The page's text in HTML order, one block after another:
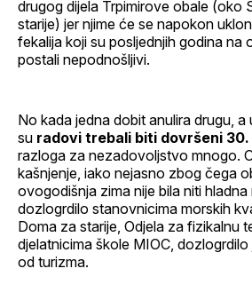
drugog dijela Trpimirove obale (oko
starije) jer njime će se napokon
fekalija koji su posljednjih godina na
postali nepodnošljivi.
No kada jedna dobit anulira drugu,
su radovi trebali biti dovršeni
razloga za nezadovoljstvo mnogo.
kašnjenje, iako nejasno zbog čega
ovogodišnja zima nije bila niti hladna
dozlogrdilo stanovnicima morskih
Doma za starije, Odjela za fizikalnu
djelatnicima škole MIOC,
od turizma.